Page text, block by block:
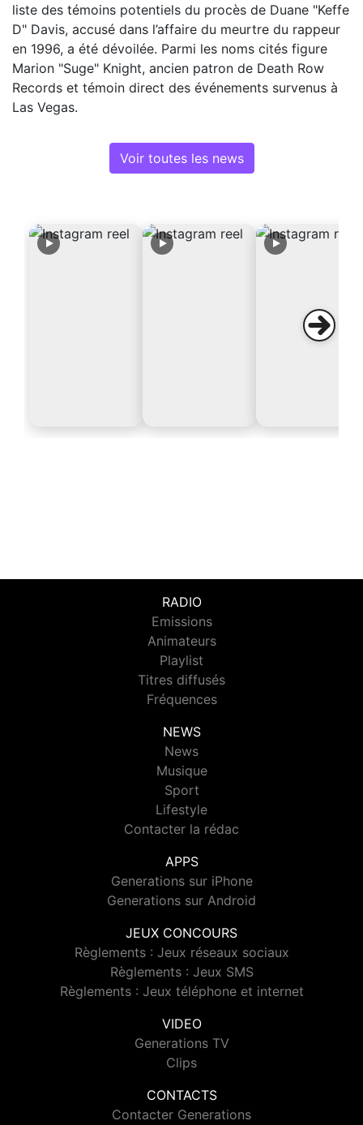
liste des témoins potentiels du procès de Duane "Keffe
D" Davis, accusé dans l’affaire du meurtre du rappeur
en 1996, a été dévoilée. Parmi les noms cités figure
Marion "Suge" Knight, ancien patron de Death Row
Records et témoin direct des événements survenus à
Las Vegas.
Voir toutes les news
RADIO
Emissions
Animateurs
Playlist
Titres diffusés
Fréquences
NEWS
News
Musique
Sport
Lifestyle
Contacter la rédac
APPS
Generations sur iPhone
Generations sur Android
JEUX CONCOURS
Règlements : Jeux réseaux sociaux
Règlements : Jeux SMS
Règlements : Jeux téléphone et internet
VIDEO
Generations TV
Clips
CONTACTS
Contacter Generations